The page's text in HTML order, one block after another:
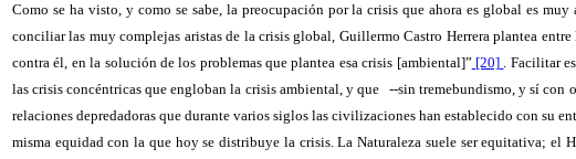
Como se ha visto, y como se sabe, la preocupación por la crisis que ahora es global es
conciliar las muy complejas aristas de la crisis global, Guillermo Castro Herrera plantea
contra él, en la solución de los problemas que plantea esa crisis [ambiental]” [20] . Facilitar
las crisis concéntricas que engloban la crisis ambiental, y que
--sin tremebundismo, y sí con
relaciones depredadoras que durante varios siglos las civilizaciones han establecido con su
misma equidad con la que hoy se distribuye la crisis. La Naturaleza suele ser equitativa; el